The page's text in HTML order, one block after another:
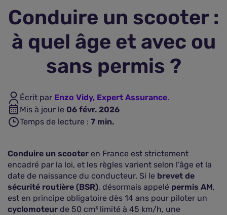
Assurance vie
Plus d'assurances
Conduire un scooter :
à quel âge et avec ou
sans permis ?
Écrit par Enzo Vidy, Expert Assurance.
Mis à jour le 06 févr. 2026
Temps de lecture : 7 min.
Conduire un scooter en France est strictement
encadré par la loi, et les règles varient selon l’âge et la
date de naissance du conducteur. Si le brevet de
sécurité routière (BSR), désormais appelé permis AM,
est en principe obligatoire dès 14 ans pour piloter un
cyclomoteur de 50 cm³ limité à 45 km/h, une